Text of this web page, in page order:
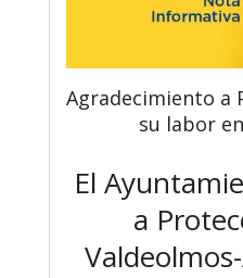
Agradecimiento a
su labor
El
a